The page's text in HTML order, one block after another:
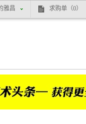
雅昌 求购单 （0）